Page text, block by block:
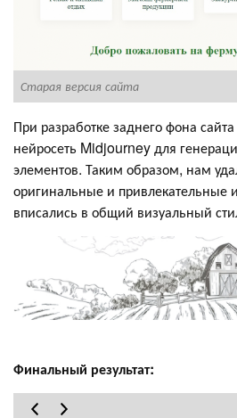
Старая версия сайта
При разработке заднего фона
нейросеть Midjourney для
элементов. Таким образом, нам
оригинальные и привлекательные
вписались в общий визуальный
Финальный результат: